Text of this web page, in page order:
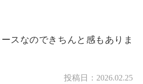
スなのできちんと感もありま
投稿日： 2026.02.25